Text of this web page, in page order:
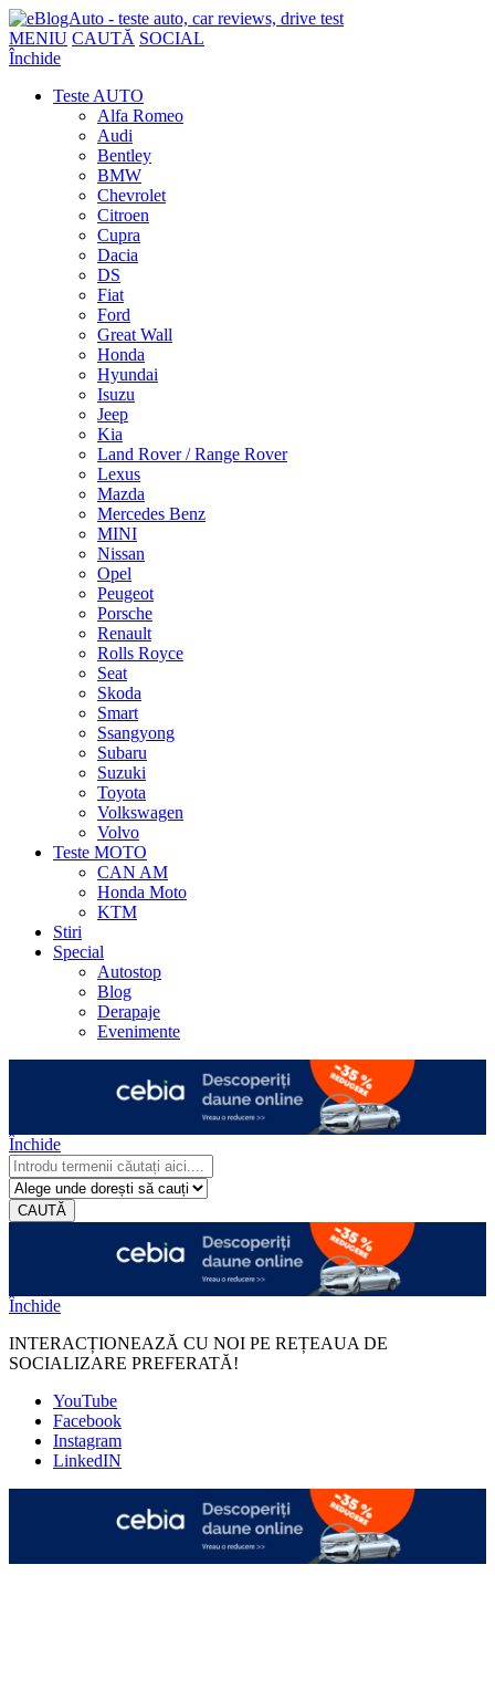
MENIU CAUTĂ SOCIAL
Închide
Teste AUTO
Alfa Romeo
Audi
Bentley
BMW
Chevrolet
Citroen
Cupra
Dacia
DS
Fiat
Ford
Great Wall
Honda
Hyundai
Isuzu
Jeep
Kia
Land Rover / Range Rover
Lexus
Mazda
Mercedes Benz
MINI
Nissan
Opel
Peugeot
Porsche
Renault
Rolls Royce
Seat
Skoda
Smart
Ssangyong
Subaru
Suzuki
Toyota
Volkswagen
Volvo
Teste MOTO
CAN AM
Honda Moto
KTM
Stiri
Special
Autostop
Blog
Derapaje
Evenimente
Închide
CAUTĂ
Închide
INTERACȚIONEAZĂ CU NOI PE REȚEAUA DE
SOCIALIZARE PREFERATĂ!
YouTube
Facebook
Instagram
LinkedIN